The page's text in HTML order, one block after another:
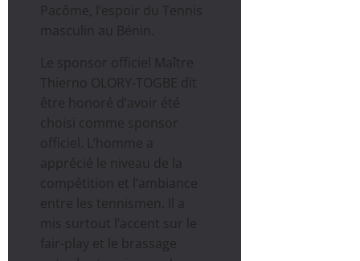
Pacôme, l’espoir du Tennis
masculin au Bénin.
Le sponsor officiel Maître
Thierno OLORY-TOGBE dit
être honoré d’avoir été
choisi comme sponsor
officiel. L’homme a
apprécié le niveau de la
compétition et l’ambiance
entre les tennismen. Il a
mis surtout l’accent sur le
fair-play et le brassage